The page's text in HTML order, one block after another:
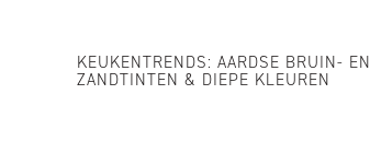
KEUKENTRENDS: AARDSE BRUIN- EN
ZANDTINTEN & DIEPE KLEUREN